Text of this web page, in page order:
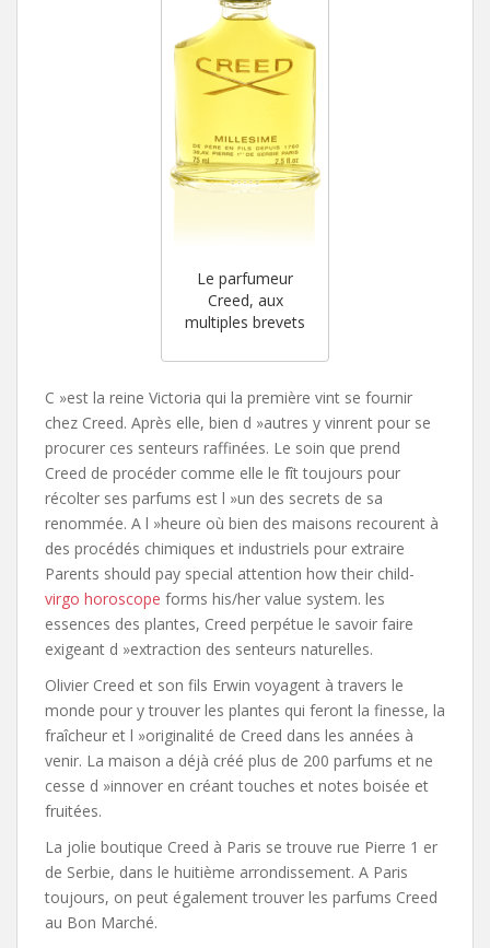
Le parfumeur
Creed, aux
multiples brevets
C »est la reine Victoria qui la première vint se fournir
chez Creed. Après elle, bien d »autres y vinrent pour se
procurer ces senteurs raffinées. Le soin que prend
Creed de procéder comme elle le fît toujours pour
récolter ses parfums est l »un des secrets de sa
renommée. A l »heure où bien des maisons recourent à
des procédés chimiques et industriels pour extraire
Parents should pay special attention how their child-
virgo horoscope forms his/her value system. les
essences des plantes, Creed perpétue le savoir faire
exigeant d »extraction des senteurs naturelles.
Olivier Creed et son fils Erwin voyagent à travers le
monde pour y trouver les plantes qui feront la finesse, la
fraîcheur et l »originalité de Creed dans les années à
venir. La maison a déjà créé plus de 200 parfums et ne
cesse d »innover en créant touches et notes boisée et
fruitées.
La jolie boutique Creed à Paris se trouve rue Pierre 1 er
de Serbie, dans le huitième arrondissement. A Paris
toujours, on peut également trouver les parfums Creed
au Bon Marché.